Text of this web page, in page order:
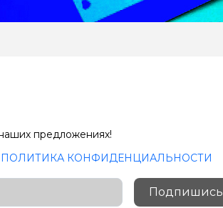
предложениях!
ПОЛИТИКА КОНФИДЕНЦИАЛЬНОСТИ
Подпишись